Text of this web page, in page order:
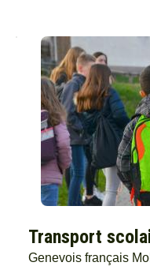
Transport
Genevois français